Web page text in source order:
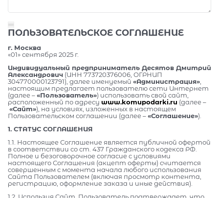
ПОЛЬЗОВАТЕЛЬСКОЕ СОГЛАШЕНИЕ
г. Москва
«01» сентября 2025 г.
Индивидуальный предприниматель Десятов Дмитрий
Александрович (ИНН 773720376006, ОГРНИП
304770000123791), далее именуемый «Администрация»
настоящим предлагает пользователю сети Интернет
(далее –«Пользователь») использовать свой сайт,
расположенный по адресу www.komupodarki.ru (далее –
«Сайт»), на условиях, изложенных в настоящем
Пользовательском соглашении (далее –«Соглашение»).
1. СТАТУС СОГЛАШЕНИЯ
1.1. Настоящее Соглашение является публичной офертой
в соответствии со ст. 437 Гражданского кодекса РФ.
Полное и безоговорочное согласие с условиями
настоящего Соглашения (акцепт оферты) считается
совершенным с момента начала любого использования
Сайта Пользователем (включая просмотр контента,
регистрацию, оформление заказа и иные действия).